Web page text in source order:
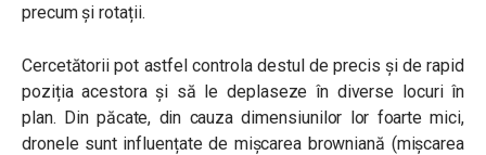
precum și rotații.
Cercetătorii pot astfel controla destul de precis și de rapid
poziția acestora și să le deplaseze în diverse locuri în
plan. Din păcate, din cauza dimensiunilor lor foarte mici,
dronele sunt influențate de mișcarea browniană (mișcarea